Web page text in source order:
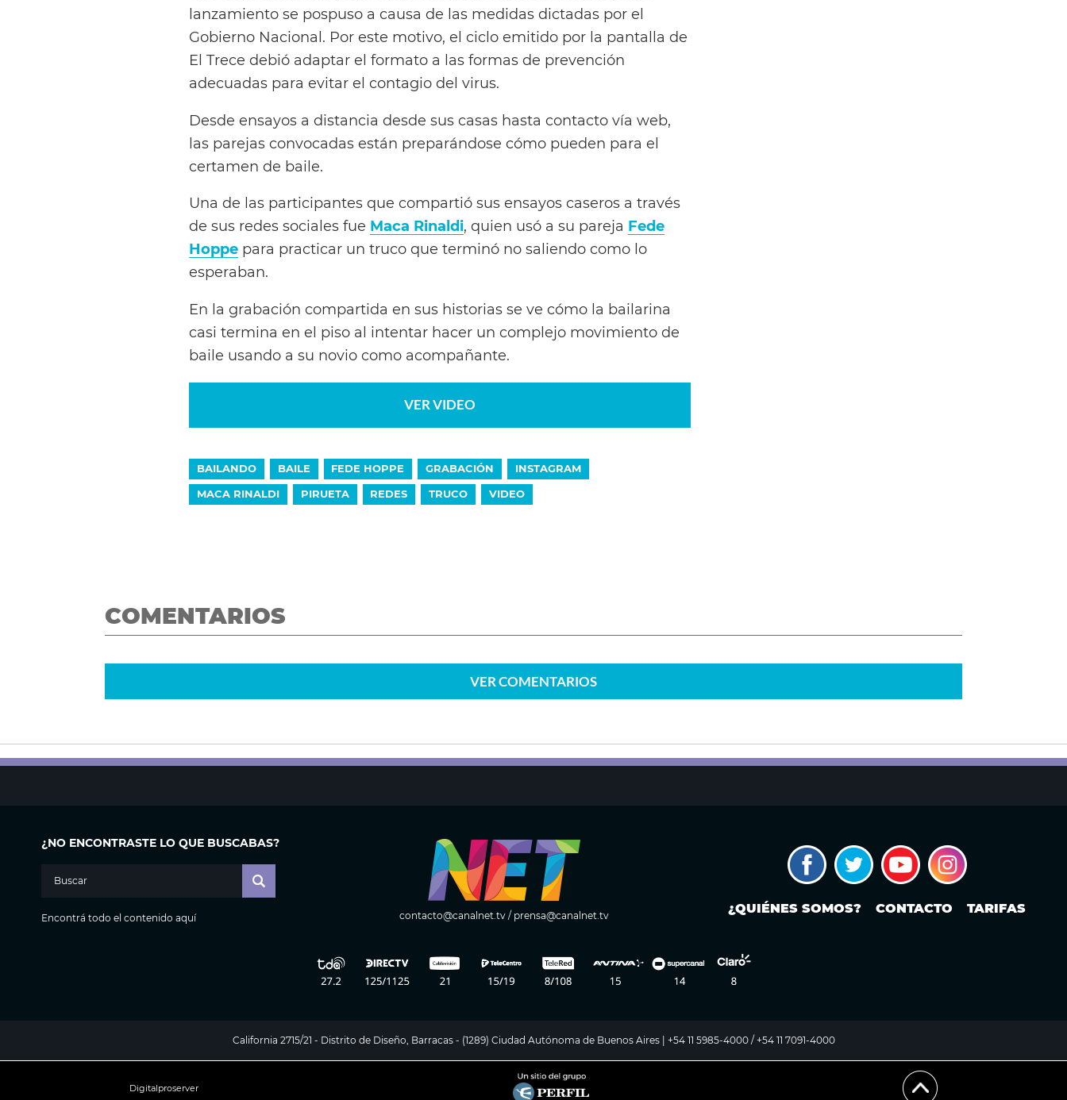
lanzamiento se pospuso a causa de las medidas dictadas por el
Gobierno Nacional. Por este motivo, el ciclo emitido por la pantalla de
El Trece debió adaptar el formato a las formas de prevención
adecuadas para evitar el contagio del virus.
Desde ensayos a distancia desde sus casas hasta contacto vía web,
las parejas convocadas están preparándose cómo pueden para el
certamen de baile.
Una de las participantes que compartió sus ensayos caseros a través
de sus redes sociales fue Maca Rinaldi, quien usó a su pareja Fede
Hoppe para practicar un truco que terminó no saliendo como lo
esperaban.
En la grabación compartida en sus historias se ve cómo la bailarina
casi termina en el piso al intentar hacer un complejo movimiento de
baile usando a su novio como acompañante.
VER VIDEO
BAILANDO BAILE FEDE HOPPE GRABACIÓN
INSTAGRAM
MACA RINALDI
PIRUETA REDES TRUCO VIDEO
COMENTARIOS
VERCOMENTARIOS
¿NO ENCONTRASTE LO QUE BUSCABAS?
Encontrá todo el contenido aquí contacto@canalnet.tv/ prensa@canalnet.tv ¿QUIÉNES SOMOS? CONTACTO TARIFAS
California 2715/21 - Distrito de Diseño, Barracas - (1289) Ciudad Autónoma de Buenos Aires | +54 11 5985-4000 / +54 11 7091-4000
Digitalproserver